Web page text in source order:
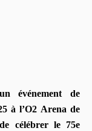
événement de
à l’O2 Arena de
célébrer le 75e